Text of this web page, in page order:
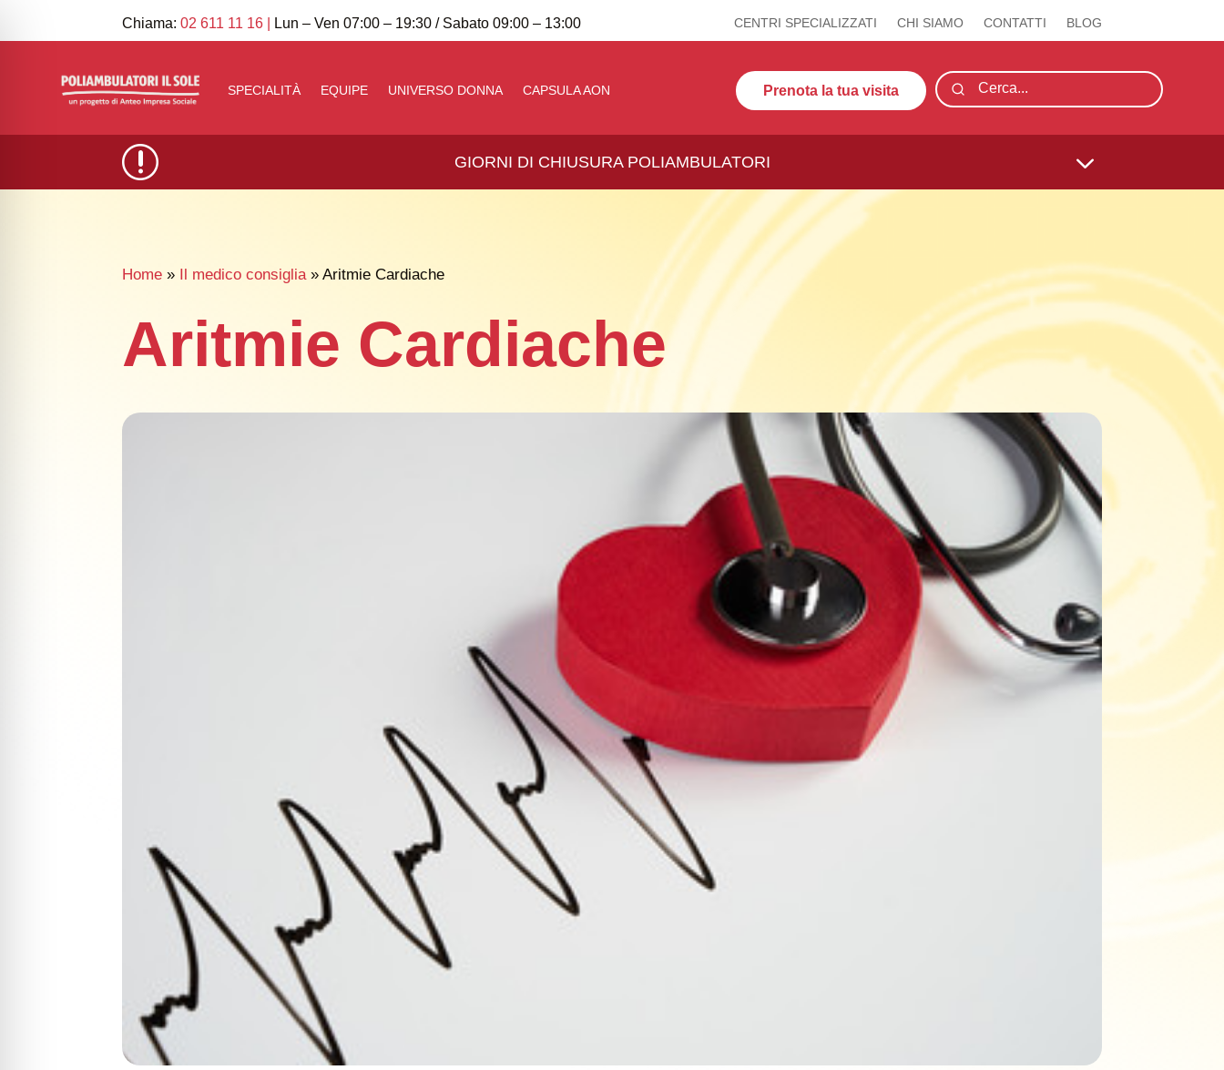
Chiama:02 611 11 16 Lun – Ven 07:00 – 19:30 / Sabato 09:00 – 13:00 CENTRI SPECIALIZZATI CHI SIAMO CONTATTI BLOG
SPECIALITÀ EQUIPE UNIVERSO DONNA CAPSULA AON Prenota la tua visita
r GIORNI DI CHIUSURA POLIAMBULATORI 3
Home » Il medico consiglia » Aritmie Cardiache
Aritmie Cardiache